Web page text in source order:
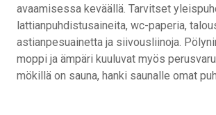
avaamisessa keväällä. Tarvitset
lattianpuhdistusaineita, wc-paperia,
astianpesuainetta ja siivousliinoja.
moppi ja ämpäri kuuluvat myös
mökillä on sauna, hanki saunalle omat